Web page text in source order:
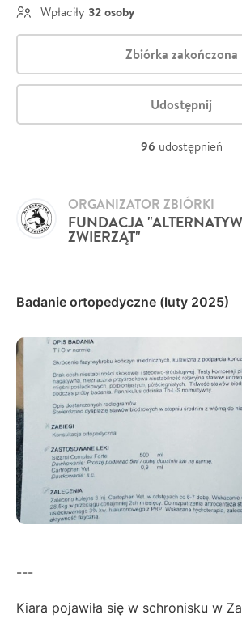
Wpłaciły 32 osoby
Zbiórka zakończona
Udostępnij
96 udostępnień
FUNDACJA
ZWIERZĄT"
ORGANIZATOR ZBIÓRKI
Badanie ortopedyczne (luty 2025)
---
Kiara pojawiła się w schronisku w